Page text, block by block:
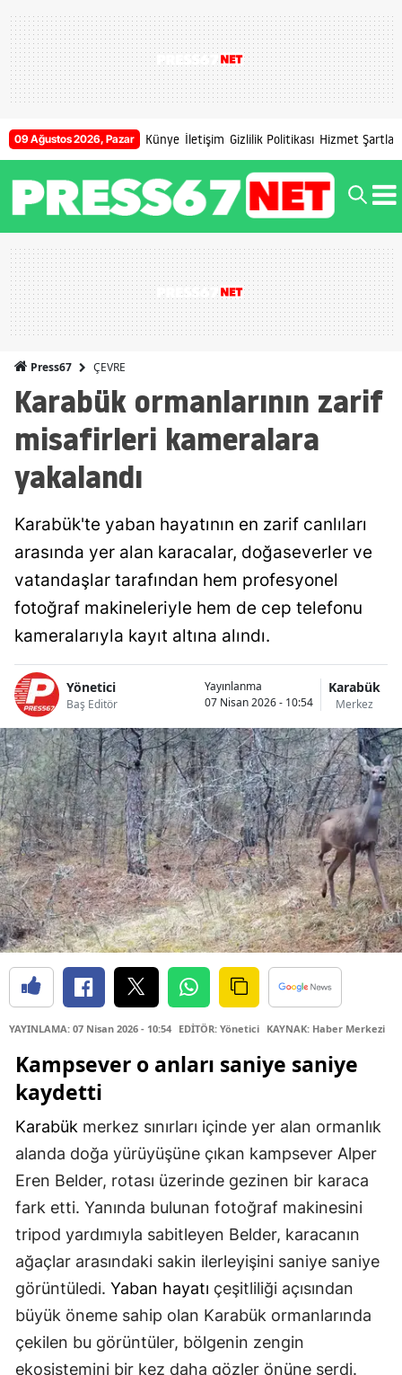
09 Ağustos 2026, Pazar Künye İletişim Gizlilik Politikası Hizmet Şartları
Press67 ÇEVRE
Karabük ormanlarının zarif
misafirleri kameralara
yakalandı
Karabük'te yaban hayatının en zarif canlıları
arasında yer alan karacalar, doğaseverler ve
vatandaşlar tarafından hem profesyonel
fotoğraf makineleriyle hem de cep telefonu
kameralarıyla kayıt altına alındı.
Yönetici
Baş Editör
Yayınlanma
07 Nisan 2026 - 10:54
Karabük
Merkez
YAYINLAMA: 07 Nisan 2026 - 10:54 EDİTÖR: Yönetici KAYNAK: Haber Merkezi
Kampsever o anları saniye saniye
kaydetti
Karabük merkez sınırları içinde yer alan ormanlık
alanda doğa yürüyüşüne çıkan kampsever Alper
Eren Belder, rotası üzerinde gezinen bir karaca
fark etti. Yanında bulunan fotoğraf makinesini
tripod yardımıyla sabitleyen Belder, karacanın
ağaçlar arasındaki sakin ilerleyişini saniye saniye
görüntüledi. Yaban hayatı çeşitliliği açısından
büyük öneme sahip olan Karabük ormanlarında
çekilen bu görüntüler, bölgenin zengin
ekosistemini bir kez daha gözler önüne serdi.